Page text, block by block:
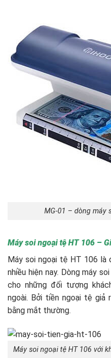
MG-01 – dòng máy
Máy soi ngoại tệ HT 106 –
Máy soi ngoại tệ HT 106 là
nhiều hiện nay. Dòng máy
cho những đối tượng
ngoài. Bởi tiền ngoại tệ
bằng mắt thường.
Máy soi ngoại tệ HT 106 với